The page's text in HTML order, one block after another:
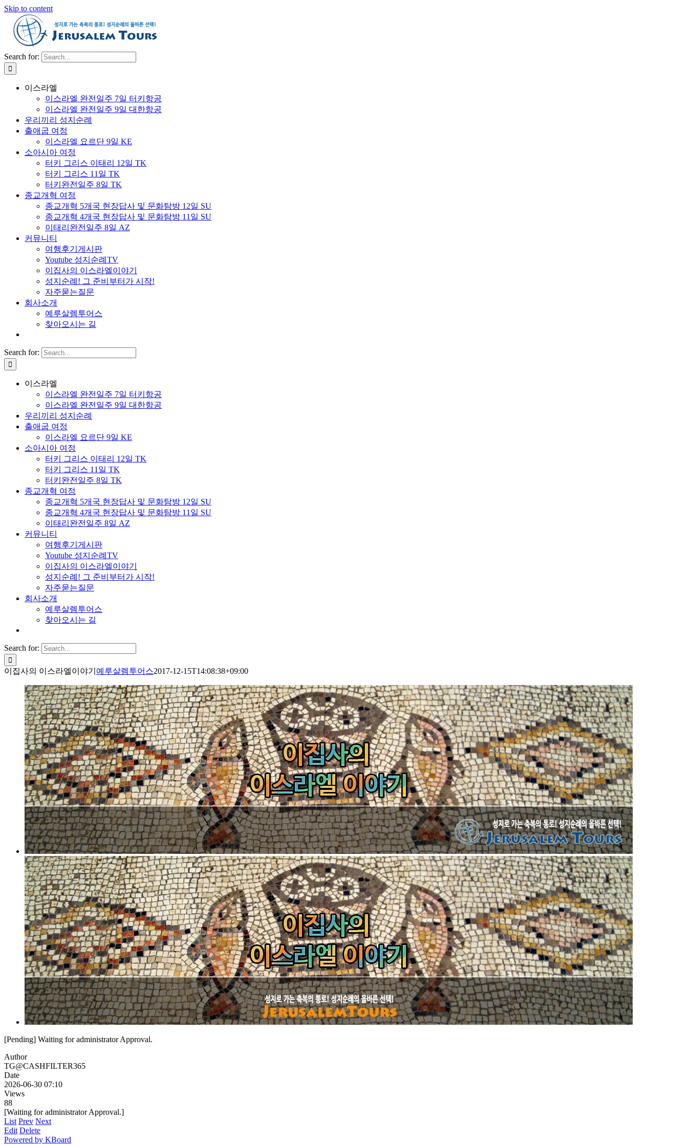
Skip to content
Search for:
이스라엘
이스라엘 완전일주 7일 터키항공
이스라엘 완전일주 9일 대한항공
우리끼리 성지순례
출애굽 여정
이스라엘 요르단 9일 KE
소아시아 여정
터키 그리스 이태리 12일 TK
터키 그리스 11일 TK
터키완전일주 8일 TK
종교개혁 여정
종교개혁 5개국 현장답사 및 문화탐방 12일 SU
종교개혁 4개국 현장답사 및 문화탐방 11일 SU
이태리완전일주 8일 AZ
커뮤니티
여행후기게시판
Youtube 성지순례TV
이집사의 이스라엘이야기
성지순례! 그 준비부터가 시작!
자주묻는질문
회사소개
예루살렘투어스
찾아오시는 길
Search for:
이스라엘
이스라엘 완전일주 7일 터키항공
이스라엘 완전일주 9일 대한항공
우리끼리 성지순례
출애굽 여정
이스라엘 요르단 9일 KE
소아시아 여정
터키 그리스 이태리 12일 TK
터키 그리스 11일 TK
터키완전일주 8일 TK
종교개혁 여정
종교개혁 5개국 현장답사 및 문화탐방 12일 SU
종교개혁 4개국 현장답사 및 문화탐방 11일 SU
이태리완전일주 8일 AZ
커뮤니티
여행후기게시판
Youtube 성지순례TV
이집사의 이스라엘이야기
성지순례! 그 준비부터가 시작!
자주묻는질문
회사소개
예루살렘투어스
찾아오시는 길
Search for:
이집사의 이스라엘이야기 예루살렘투어스2017-12-15T14:08:38+09:00
[Pending] Waiting for administrator Approval.
Author
TG@CASHFILTER365
Date
2026-06-30 07:10
Views
88
[Waiting for administrator Approval.]
List Prev Next
Edit Delete
Powered by KBoard